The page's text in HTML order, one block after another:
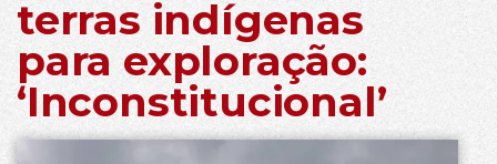
terras indígenas
para exploração:
‘Inconstitucional’